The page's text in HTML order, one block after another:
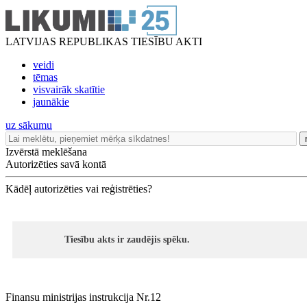
LATVIJAS REPUBLIKAS TIESĪBU AKTI
veidi
tēmas
visvairāk skatītie
jaunākie
uz sākumu
Izvērstā meklēšana
Autorizēties savā kontā
Kādēļ autorizēties vai reģistrēties?
Tiesību akts ir zaudējis spēku.
Finansu ministrijas instrukcija Nr.12